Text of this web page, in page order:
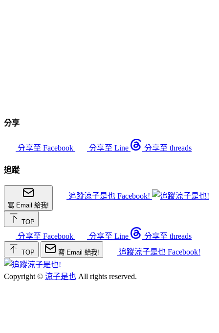
分享
分享至 Facebook 分享至 Line 分享至 threads
追蹤
寫 Email 給我!
追蹤涼子是也 Facebook!
TOP
分享至 Facebook 分享至 Line 分享至 threads
TOP 寫 Email 給我! 追蹤涼子是也 Facebook!
Copyright © 涼子是也 All rights reserved.